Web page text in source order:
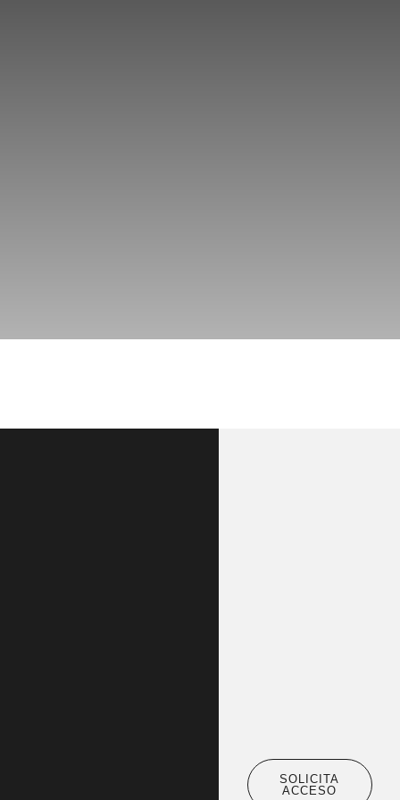
SOLICITA
ACCESO